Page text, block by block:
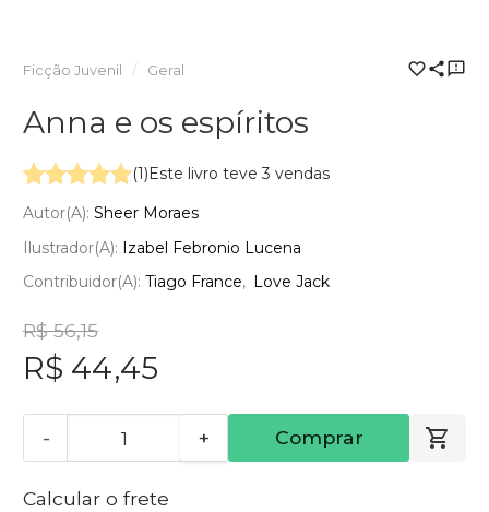
Ficção Juvenil Geral
Anna e os espíritos
(1)Este livro teve 3 vendas
Autor(a): Sheer Moraes
Ilustrador(a): Izabel Febronio Lucena
Contribuidor(a): Tiago France Love Jack
R$ 56,15
R$ 44,45
- + Comprar
Calcular o frete